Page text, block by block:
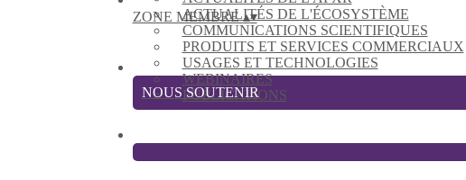
ACTUALITÉS DE L'ÉCOSYSTÈME
COMMUNICATIONS SCIENTIFIQUES
PRODUITS ET SERVICES COMMERCIAUX
USAGES ET TECHNOLOGIES
WEBINAIRES
PUBLICATIONS
ZONE MEMBRE▴▾
NOUS SOUTENIR